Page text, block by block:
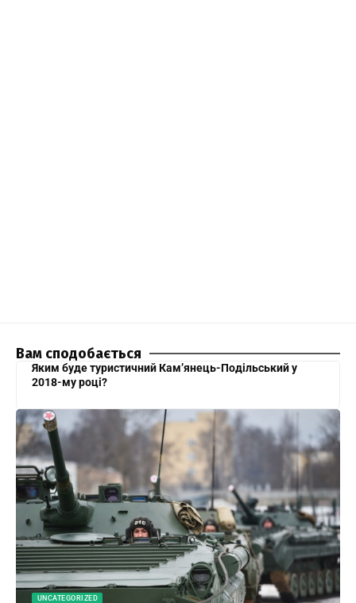
Вам сподобається
Яким буде туристичний Кам’янець-Подільський у
2018-му році?
UNCATEGORIZED